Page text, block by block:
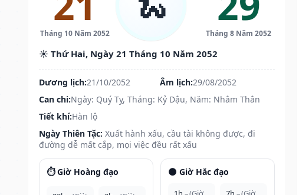
Tháng 10 Năm 2052 Tháng 8 Năm 2052
☀️ Thứ Hai, Ngày 21 Tháng 10 Năm 2052
Dương lịch:21/10/2052 Âm lịch:29/08/2052
Can chi:Ngày: Quý Tỵ, Tháng: Kỷ Dậu, Năm: Nhâm Thân
Tiết khí:Hàn lộ
Ngày Thiên Tặc: Xuất hành xấu, cầu tài không được, đi
đường dễ mất cắp, mọi việc đều rất xấu
⏱️ Giờ Hoàng đạo 🌑 Giờ Hắc đạo